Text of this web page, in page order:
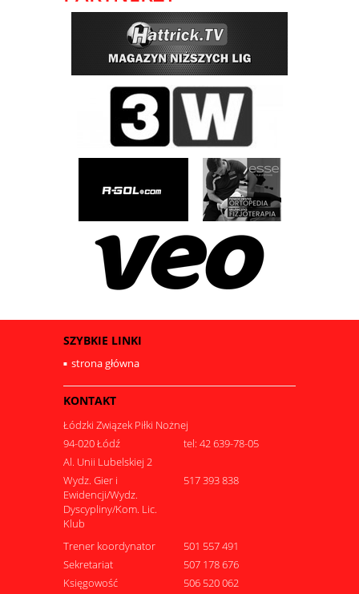
SZYBKIE LINKI
strona główna
KONTAKT
Łódzki Związek Piłki Nożnej
94-020 Łódź
tel: 42 639-78-05
Al. Unii Lubelskiej 2
Wydz. Gier i
Ewidencji/Wydz.
Dyscypliny/Kom. Lic.
Klub
517 393 838
Trener koordynator
501 557 491
Sekretariat
507 178 676
Księgowość
506 520 062